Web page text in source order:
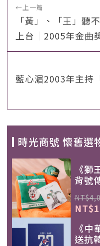
←上一篇
「黃」、「王」聽
上台｜2005年金曲
藍心湄2003年主
時光商號 懷舊選
《獅
背號
《
送抗